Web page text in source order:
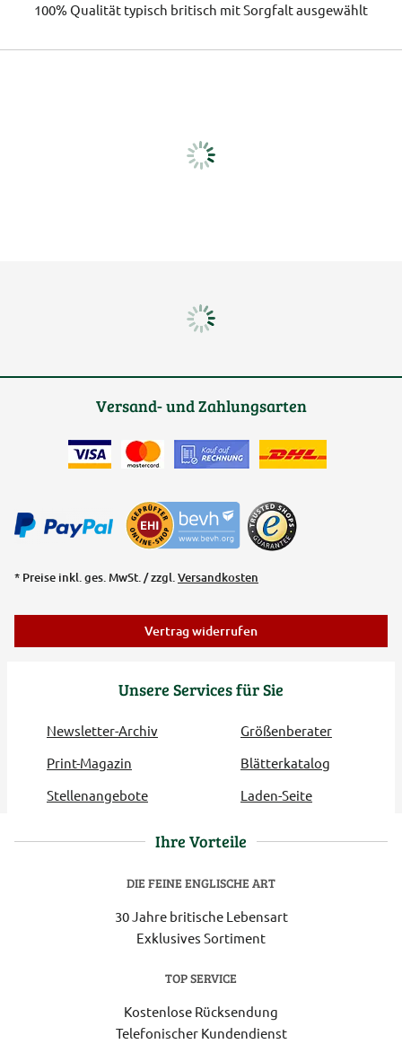
100% Qualität typisch britisch mit Sorgfalt ausgewählt
Unsere Services für Sie
Newsletter-Archiv
Größenberater
Print-Magazin
Blätterkatalog
Stellenangebote
Laden-Seite
Versand- und Zahlungsarten
* Preise inkl. ges. MwSt. / zzgl.Versandkosten
Vertrag widerrufen
Ihre Vorteile
DIE FEINE ENGLISCHE ART
30 Jahre britische Lebensart
Exklusives Sortiment
TOP SERVICE
Kostenlose Rücksendung
Telefonischer Kundendienst